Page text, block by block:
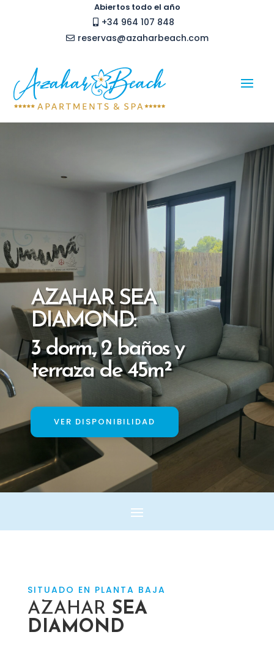
Abiertos todo el año
 +34 964 107 848
 reservas@azaharbeach.com
AZAHAR SEA
DIAMOND:
3 dorm., 2 baños y
terraza de 45m²
VER DISPONIBILIDAD
SITUADO EN PLANTA BAJA
AZAHAR SEA
DIAMOND